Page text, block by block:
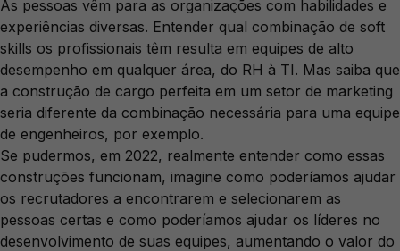
As pessoas vêm para as organizações com habilidades e
experiências diversas. Entender qual combinação de soft
skills os profissionais têm resulta em equipes de alto
desempenho em qualquer área, do RH à TI. Mas saiba que
a construção de cargo perfeita em um setor de marketing
seria diferente da combinação necessária para uma equipe
de engenheiros, por exemplo.
Se pudermos, em 2022, realmente entender como essas
construções funcionam, imagine como poderíamos ajudar
os recrutadores a encontrarem e selecionarem as
pessoas certas e como poderíamos ajudar os líderes no
desenvolvimento de suas equipes, aumentando o valor do